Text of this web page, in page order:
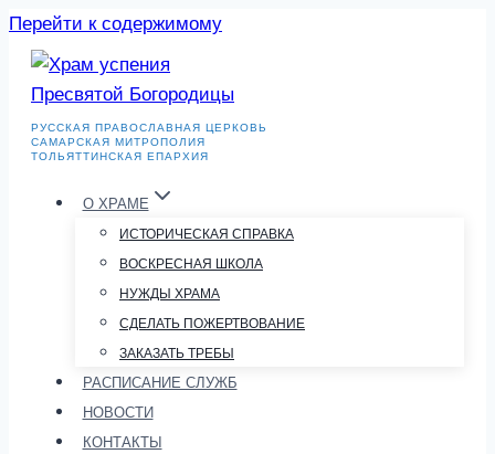
Перейти к содержимому
РУССКАЯ ПРАВОСЛАВНАЯ ЦЕРКОВЬ
САМАРСКАЯ МИТРОПОЛИЯ
ТОЛЬЯТТИНСКАЯ ЕПАРХИЯ
О ХРАМЕ
ИСТОРИЧЕСКАЯ СПРАВКА
ВОСКРЕСНАЯ ШКОЛА
НУЖДЫ ХРАМА
СДЕЛАТЬ ПОЖЕРТВОВАНИЕ
ЗАКАЗАТЬ ТРЕБЫ
РАСПИСАНИЕ СЛУЖБ
НОВОСТИ
КОНТАКТЫ